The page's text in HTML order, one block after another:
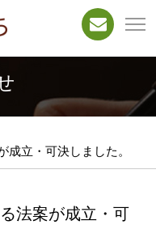
立・可決しました。
法案が成立・可